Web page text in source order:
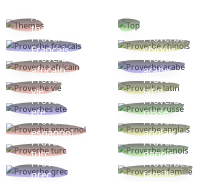
Autres
thèmes
Proverbe
Français
Proverbe
chinois
Proverbe
africain
Proverbe
arabe
Proverbe
vie
Proverbe
latin
Proverbes
ete
Proverbe
russe
Proverbe
espagnol
Proverbe
anglais
Proverbe
turc
Proverbe
danois
Proverbe
grec
Proverbes
famille